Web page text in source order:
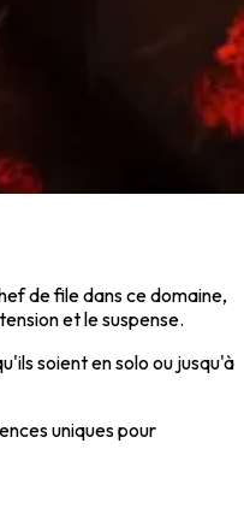
de file dans ce domaine,
et le suspense.
soient en solo ou jusqu'à
uniques pour